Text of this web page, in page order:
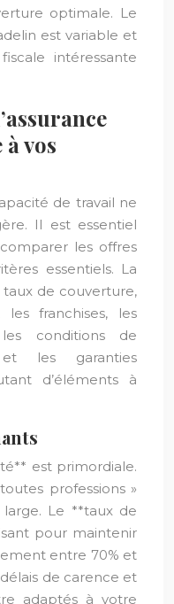
optimale. Le
est variable et
intéressante
vos
de travail ne
Il est essentiel
comparer les offres
essentiels. La
taux de couverture,
franchises, les
conditions de
les garanties
d’éléments à
est primordiale.
professions »
Le **taux de
pour maintenir
entre 70% et
de carence et
adaptés à votre